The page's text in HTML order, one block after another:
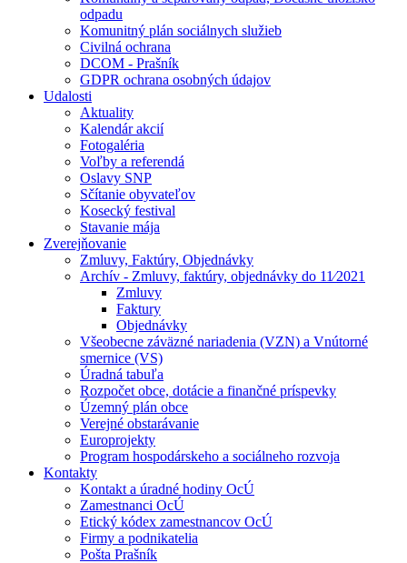
odpadu
Komunitný plán sociálnych služieb
Civilná ochrana
DCOM - Prašník
GDPR ochrana osobných údajov
Udalosti
Aktuality
Kalendár akcií
Fotogaléria
Voľby a referendá
Oslavy SNP
Sčítanie obyvateľov
Kosecký festival
Stavanie mája
Zverejňovanie
Zmluvy, Faktúry, Objednávky
Archív - Zmluvy, faktúry, objednávky do 11⁄2021
Zmluvy
Faktury
Objednávky
Všeobecne záväzné nariadenia (VZN) a Vnútorné
smernice (VS)
Úradná tabuľa
Rozpočet obce, dotácie a finančné príspevky
Územný plán obce
Verejné obstarávanie
Europrojekty
Program hospodárskeho a sociálneho rozvoja
Kontakty
Kontakt a úradné hodiny OcÚ
Zamestnanci OcÚ
Etický kódex zamestnancov OcÚ
Firmy a podnikatelia
Pošta Prašník